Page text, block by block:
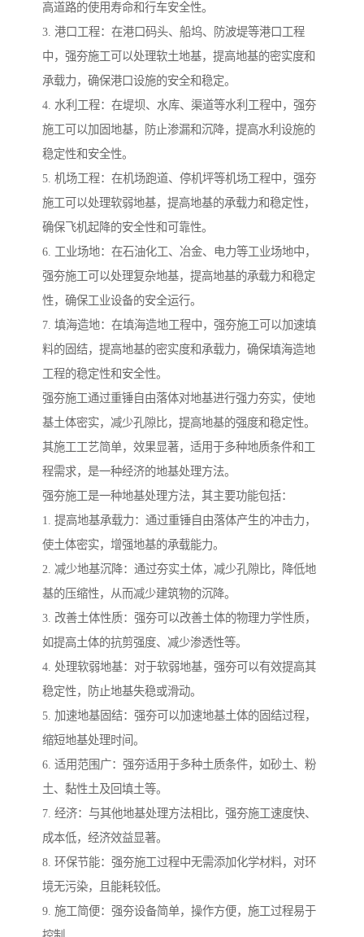
高道路的使用寿命和行车安全性。
3. 港口工程：在港口码头、船坞、防波堤等港口工程
中，强夯施工可以处理软土地基，提高地基的密实度和
承载力，确保港口设施的安全和稳定。
4. 水利工程：在堤坝、水库、渠道等水利工程中，强夯
施工可以加固地基，防止渗漏和沉降，提高水利设施的
稳定性和安全性。
5. 机场工程：在机场跑道、停机坪等机场工程中，强夯
施工可以处理软弱地基，提高地基的承载力和稳定性，
确保飞机起降的安全性和可靠性。
6. 工业场地：在石油化工、冶金、电力等工业场地中，
强夯施工可以处理复杂地基，提高地基的承载力和稳定
性，确保工业设备的安全运行。
7. 填海造地：在填海造地工程中，强夯施工可以加速填
料的固结，提高地基的密实度和承载力，确保填海造地
工程的稳定性和安全性。
强夯施工通过重锤自由落体对地基进行强力夯实，使地
基土体密实，减少孔隙比，提高地基的强度和稳定性。
其施工工艺简单，效果显著，适用于多种地质条件和工
程需求，是一种经济的地基处理方法。
强夯施工是一种地基处理方法，其主要功能包括：
1. 提高地基承载力：通过重锤自由落体产生的冲击力，
使土体密实，增强地基的承载能力。
2. 减少地基沉降：通过夯实土体，减少孔隙比，降低地
基的压缩性，从而减少建筑物的沉降。
3. 改善土体性质：强夯可以改善土体的物理力学性质，
如提高土体的抗剪强度、减少渗透性等。
4. 处理软弱地基：对于软弱地基，强夯可以有效提高其
稳定性，防止地基失稳或滑动。
5. 加速地基固结：强夯可以加速地基土体的固结过程，
缩短地基处理时间。
6. 适用范围广：强夯适用于多种土质条件，如砂土、粉
土、黏性土及回填土等。
7. 经济：与其他地基处理方法相比，强夯施工速度快、
成本低，经济效益显著。
8. 环保节能：强夯施工过程中无需添加化学材料，对环
境无污染，且能耗较低。
9. 施工简便：强夯设备简单，操作方便，施工过程易于